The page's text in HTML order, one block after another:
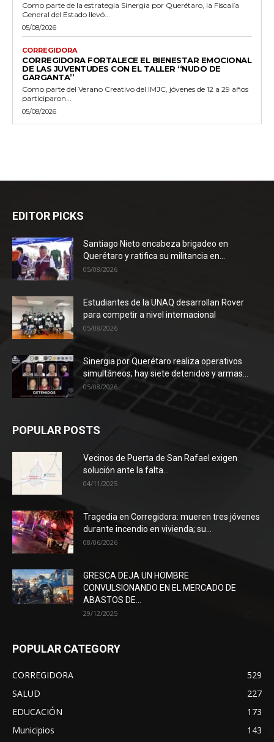
Como parte de la estrategia Sinergia por Querétaro, la Fiscalía
General del Estado llevó...
05/08/2026
CORREGIDORA
CORREGIDORA FORTALECE EL BIENESTAR EMOCIONAL
DE LAS JUVENTUDES CON EL TALLER ‘‘NUDO DE
GARGANTA’’
Como parte del Verano Creativo del IMJC, jóvenes de 12 a 29 años
participaron...
05/08/2026
EDITOR PICKS
Santiago Nieto encabeza brigadeo en
Querétaro y ratifica su militancia en...
05/08/2026
Estudiantes de la UNAQ desarrollan Rover
para competir a nivel internacional
05/08/2026
Sinergia por Querétaro realiza operativos
simultáneos; hay siete detenidos y armas...
05/08/2026
POPULAR POSTS
Vecinos de Puerta de San Rafael exigen
solución ante la falta...
04/11/2025
Tragedia en Corregidora: mueren tres jóvenes
durante incendio en vivienda; su...
08/06/2026
GRESCA DEJA UN HOMBRE
CONVULSIONANDO EN EL MERCADO DE
ABASTOS DE...
29/12/2025
POPULAR CATEGORY
CORREGIDORA
529
SALUD
227
EDUCACIÓN
173
Municipios
143